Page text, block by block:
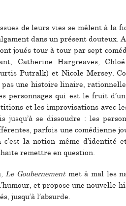
de leurs vies se mêlent à la
dans un pré­sent dou­teux.
joués tour à tour par sept
Catherine Hargreaves,
Putralk) et Nicole Mersey.
pas une his­toire linaire,
per­son­na­ges qui est le fruit
et les impro­vi­sa­tions avec
se dis­sou­dre : les
par­fois une comé­dienne
la notion même d’iden­tité
remet­tre en ques­tion.
Le Goubernementmet à mal les
et pro­pose une nou­velle
jusqu’à l’absurde.